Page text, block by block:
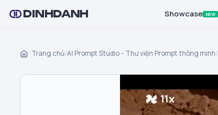
DINHDANH Showcase NEW
Trang chủ/AI Prompt Studio - Thư viện Prompt thông minh/